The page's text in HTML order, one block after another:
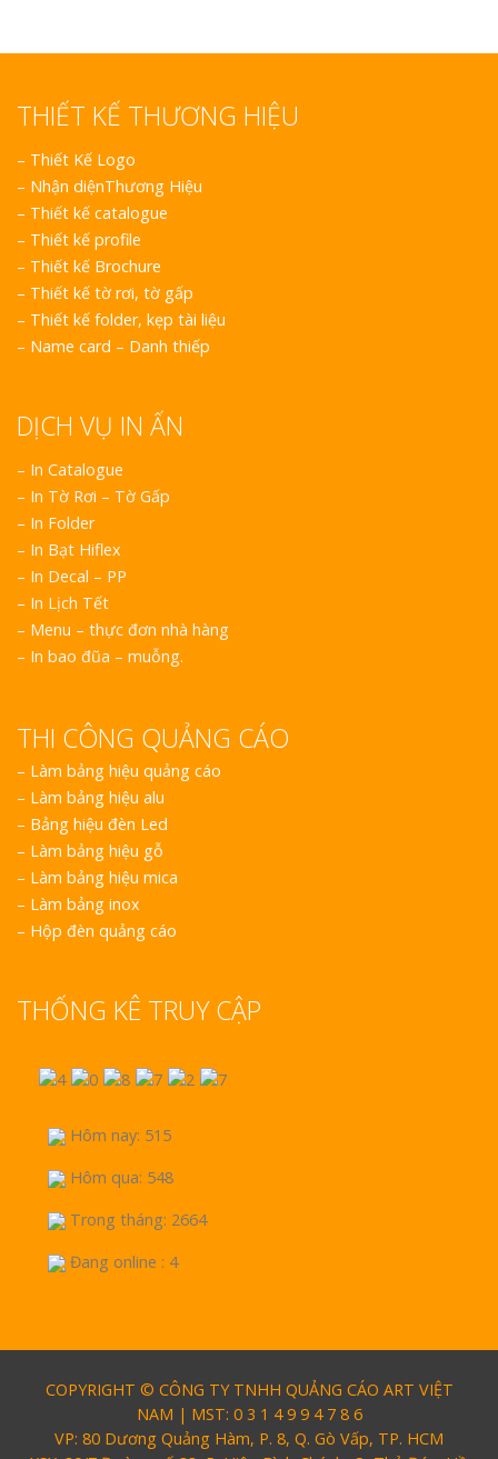
THIẾT KẾ THƯƠNG HIỆU
– Thiết Kế Logo
– Nhận diệnThương Hiệu
– Thiết kế catalogue
– Thiết kế profile
– Thiết kế Brochure
– Thiết kế tờ rơi, tờ gấp
– Thiết kế folder, kẹp tài liệu
– Name card – Danh thiếp
DỊCH VỤ IN ẤN
– In Catalogue
– In Tờ Rơi – Tờ Gấp
– In Folder
– In Bạt Hiflex
– In Decal – PP
– In Lịch Tết
– Menu – thực đơn nhà hàng
– In bao đũa – muỗng.
THI CÔNG QUẢNG CÁO
– Làm bảng hiệu quảng cáo
– Làm bảng hiệu alu
– Bảng hiệu đèn Led
– Làm bảng hiệu gỗ
– Làm bảng hiệu mica
– Làm bảng inox
– Hộp đèn quảng cáo
THỐNG KÊ TRUY CẬP
Hôm nay: 515
Hôm qua: 548
Trong tháng: 2664
Đang online : 4
COPYRIGHT © CÔNG TY TNHH QUẢNG CÁO ART VIỆT
NAM | MST: 0 3 1 4 9 9 4 7 8 6
VP: 80 Dương Quảng Hàm, P. 8, Q. Gò Vấp, TP. HCM